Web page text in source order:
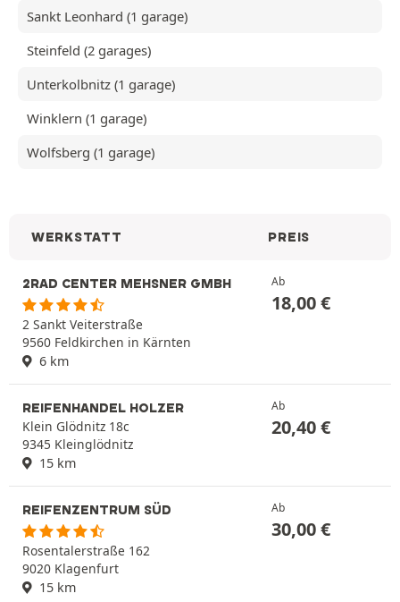
Sankt Leonhard (1 garage)
Steinfeld (2 garages)
Unterkolbnitz (1 garage)
Winklern (1 garage)
Wolfsberg (1 garage)
WERKSTATT PREIS
2RAD CENTER MEHSNER GMBH
2 Sankt Veiterstraße
9560 Feldkirchen in Kärnten
6 km
Ab
18,00€
REIFENHANDEL HOLZER
Klein Glödnitz 18c
9345 Kleinglödnitz
15 km
Ab
20,40€
REIFENZENTRUM SÜD
Rosentalerstraße 162
9020 Klagenfurt
15 km
Ab
30,00€